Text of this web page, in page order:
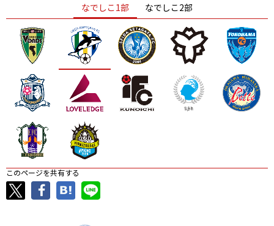
ニッパツ 名古屋 静岡 愛媛Ｌ
なでしこ1部 なでしこ2部
このページを共有する